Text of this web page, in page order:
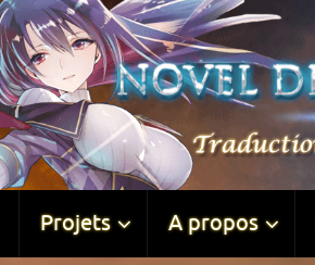
Projets A propos